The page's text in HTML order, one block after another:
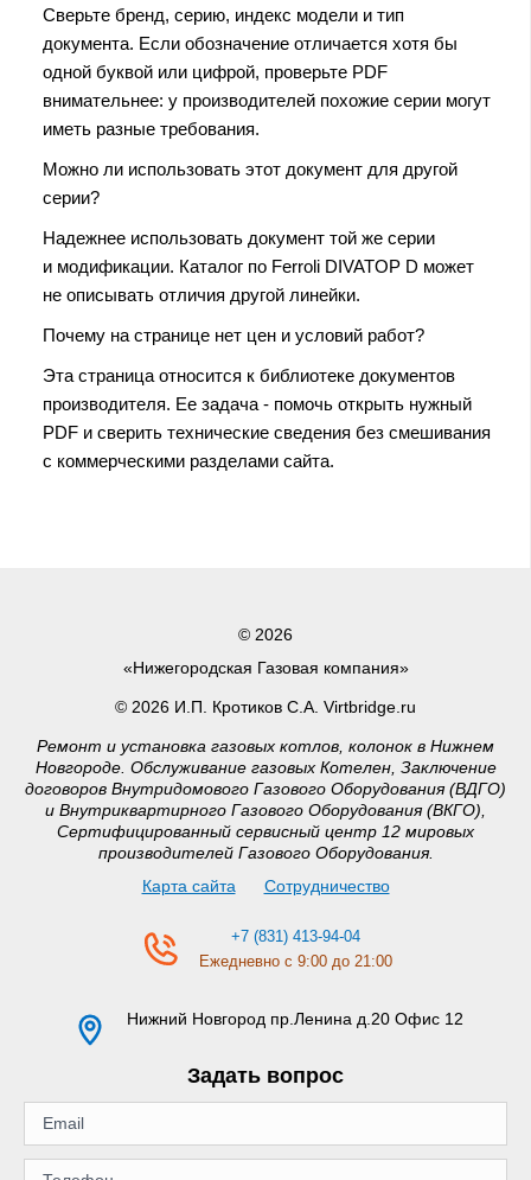
Сверьте бренд, серию, индекс модели и тип
документа. Если обозначение отличается хотя бы
одной буквой или цифрой, проверьте PDF
внимательнее: у производителей похожие серии могут
иметь разные требования.
Можно ли использовать этот документ для другой
серии?
Надежнее использовать документ той же серии
и модификации. Каталог по Ferroli DIVATOP D может
не описывать отличия другой линейки.
Почему на странице нет цен и условий работ?
Эта страница относится к библиотеке документов
производителя. Ее задача - помочь открыть нужный
PDF и сверить технические сведения без смешивания
с коммерческими разделами сайта.
© 2026
«Нижегородская Газовая компания»
© 2026 И.П. Кротиков С.А. Virtbridge.ru
Ремонт и установка газовых котлов, колонок в Нижнем
Новгороде. Обслуживание газовых Котелен, Заключение
договоров Внутридомового Газового Оборудования (ВДГО)
и Внутриквартирного Газового Оборудования (ВКГО),
Сертифицированный сервисный центр 12 мировых
производителей Газового Оборудования.
Карта сайта
Сотрудничество
+7 (831) 413-94-04
Ежедневно с 9:00 до 21:00
Нижний Новгород пр.Ленина д.20 Офис 12
Задать вопрос